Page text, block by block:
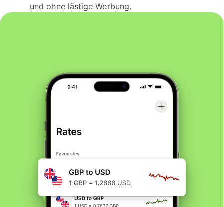
und ohne lästige Werbung.